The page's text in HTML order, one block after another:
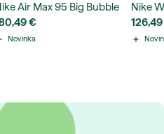
Air Max 95 Big Bubble
€
Novinka
Nike